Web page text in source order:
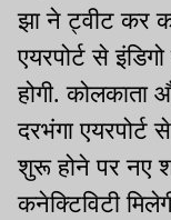
झा ने ट्वीट कर
एयरपोर्ट से
होगी. कोलकाता
दरभंगा एयरपोर्ट
शुरू होने पर नए
कनेक्टिविटी